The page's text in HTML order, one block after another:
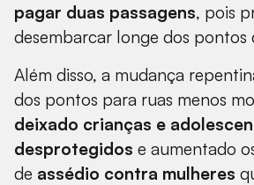
pagar duas passagens, pois
desembarcar longe dos pontos
Além disso, a mudança
dos pontos para ruas menos
deixado crianças e
desprotegidos e aumentado
de assédio contra mulheres